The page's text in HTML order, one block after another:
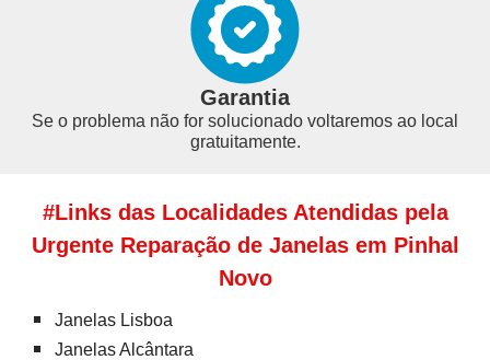
Garantia
Se o problema não for solucionado voltaremos ao local
gratuitamente.
#Links das Localidades Atendidas pela
Urgente Reparação de Janelas em Pinhal
Novo
Janelas Lisboa
Janelas Alcântara